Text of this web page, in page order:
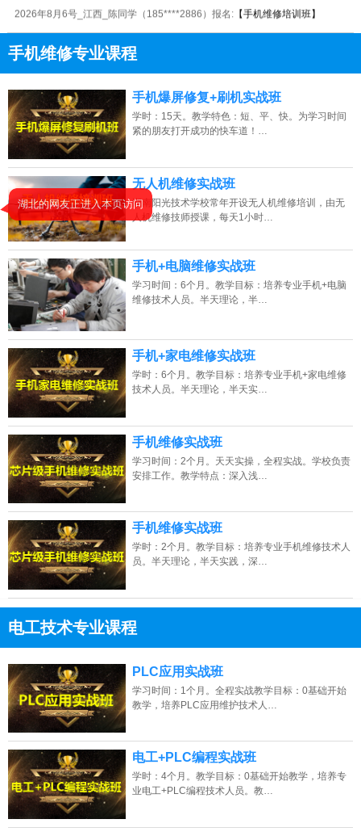
2026年8月6号_江西_陈同学（185****2886）报名: 【手机维修培训班】
手机维修专业课程
点击免费咨询电话：13807313137
手机爆屏修复+刷机实战班
学时：15天。教学特色：短、平、快。为学习时间
紧的朋友打开成功的快车道！…
无人机维修实战班
湖南阳光技术学校常年开设无人机维修培训，由无
人机维修技师授课，每天1小时…
手机+电脑维修实战班
学习时间：6个月。教学目标：培养专业手机+电脑
维修技术人员。半天理论，半…
手机+家电维修实战班
学时：6个月。教学目标：培养专业手机+家电维修
技术人员。半天理论，半天实…
手机维修实战班
学习时间：2个月。天天实操，全程实战。学校负责
安排工作。教学特点：深入浅…
手机维修实战班
学时：2个月。教学目标：培养专业手机维修技术人
员。半天理论，半天实践，深…
电工技术专业课程
点击免费咨询电话： 13807313137
PLC应用实战班
学习时间：1个月。全程实战教学目标：0基础开始
教学，培养PLC应用维护技术人…
电工+PLC编程实战班
学时：4个月。教学目标：0基础开始教学，培养专
业电工+PLC编程技术人员。教…
湖北的网友正进入本页访问